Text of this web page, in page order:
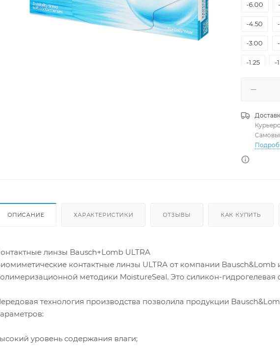
-6.00
-4.50
-3.00
-1.25 -
+4.00
+5.50
ОПИСАНИЕ ХАРАКТЕРИСТИКИ ОТЗЫВЫ КАК КУПИТЬ
линзы Bausch+Lomb ULTRA
контактные линзы ULTRA от компании
методики MoistureSeal. Это силикон-
технология производства позволила продукции
уровень содержания влаги;